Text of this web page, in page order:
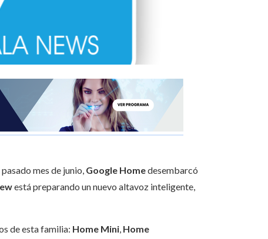
mes de junio, Google Homedesembarcó
está preparando un nuevo altavoz inteligente,
de esta familia: Home Mini, Home